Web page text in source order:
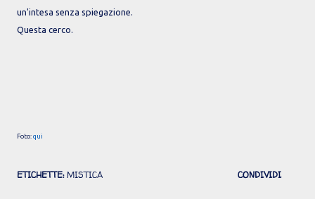
un'intesa senza spiegazione.
Questa cerco.
Foto: qui
ETICHETTE: MISTICA CONDIVIDI